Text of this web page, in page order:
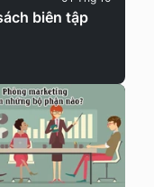
biên tập